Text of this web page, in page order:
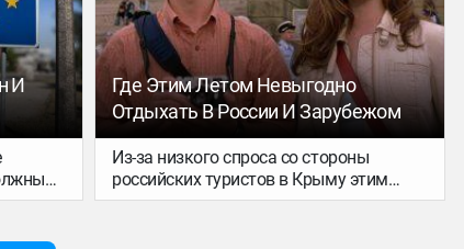
И
Где Этим Летом Невыгодно
Отдыхать В России И Зарубежом
Из-за низкого спроса со стороны
российских туристов в Крыму этим
летом могут не открыться до трети